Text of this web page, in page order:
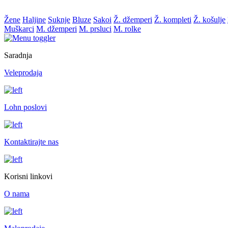
Žene Haljine Suknje Bluze Sakoi Ž. džemperi Ž. kompleti Ž. košulje
Muškarci M. džemperi M. prsluci M. rolke
Saradnja
Veleprodaja
Lohn poslovi
Kontaktirajte nas
Korisni linkovi
O nama